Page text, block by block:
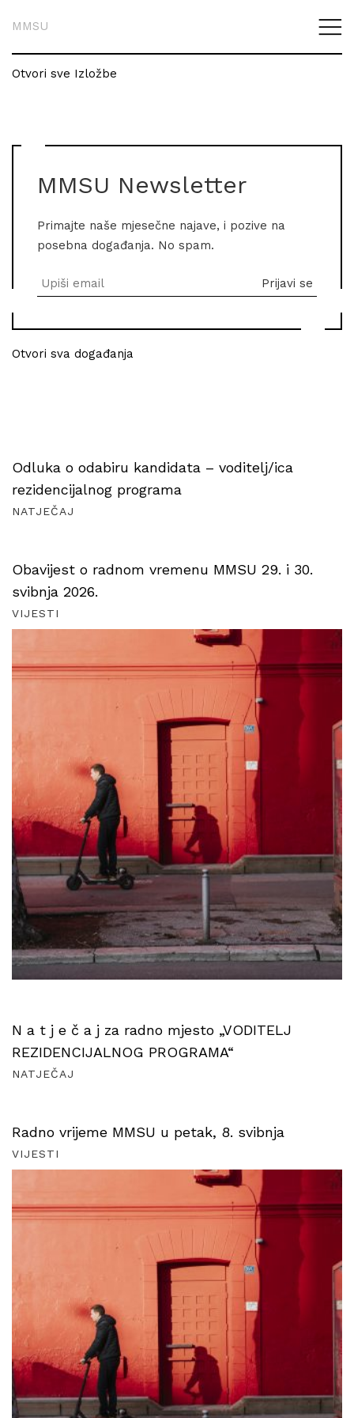
MMSU
Otvori sve Izložbe
MMSU Newsletter
Primajte naše mjesečne najave, i pozive na
posebna događanja. No spam.
Otvori sva događanja
Odluka o odabiru kandidata – voditelj/ica
rezidencijalnog programa
NATJEČAJ
Obavijest o radnom vremenu MMSU 29. i 30.
svibnja 2026.
VIJESTI
N a t j e č a j za radno mjesto „VODITELJ
REZIDENCIJALNOG PROGRAMA“
NATJEČAJ
Radno vrijeme MMSU u petak, 8. svibnja
VIJESTI